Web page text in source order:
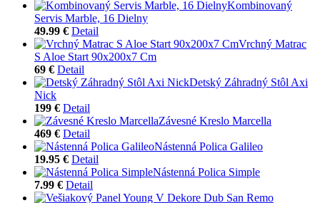
Kombinovaný
Servis Marble, 16 Dielny
49.99 € Detail
Vrchný Matrac
S Aloe Start 90x200x7 Cm
69 € Detail
Detský Záhradný Stôl Axi
Nick
199 € Detail
Závesné Kreslo Marcella
469 € Detail
Nástenná Polica Galileo
19.95 € Detail
Nástenná Polica Simple
7.99 € Detail